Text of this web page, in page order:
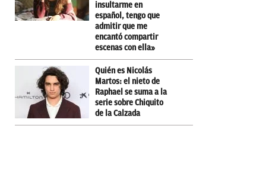
insultarme en
español, tengo que
admitir que me
encantó compartir
escenas con ella»
Quién es Nicolás
Martos: el nieto de
Raphael se suma a la
serie sobre Chiquito
de la Calzada